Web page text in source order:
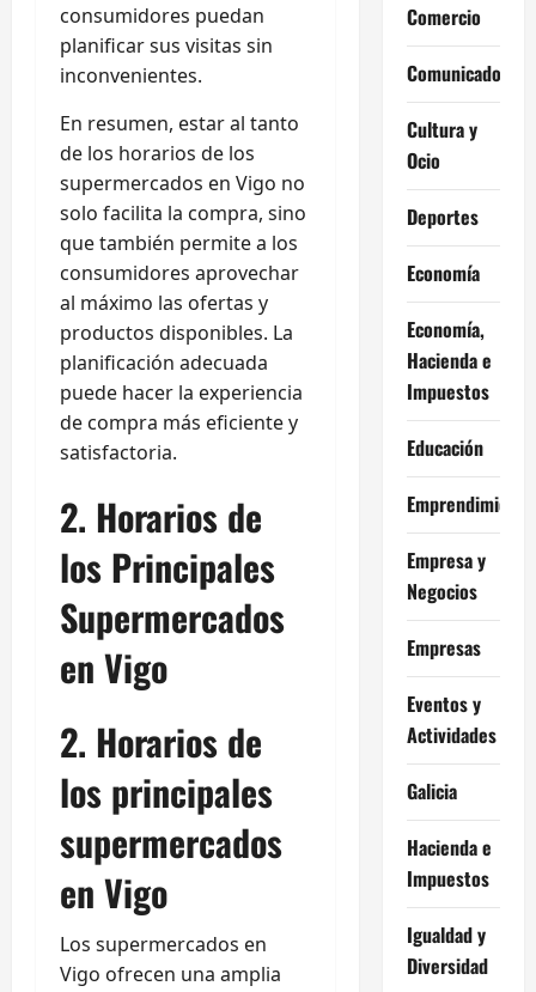
consumidores puedan
planificar sus visitas sin
inconvenientes.
En resumen, estar al tanto
de los horarios de los
supermercados en Vigo no
solo facilita la compra, sino
que también permite a los
consumidores aprovechar
al máximo las ofertas y
productos disponibles. La
planificación adecuada
puede hacer la experiencia
de compra más eficiente y
satisfactoria.
2. Horarios de
los Principales
Supermercados
en Vigo
2. Horarios de
los principales
supermercados
en Vigo
Los supermercados en
Vigo ofrecen una amplia
Comercio
Comunicados
Cultura y
Ocio
Deportes
Economía
Economía,
Hacienda e
Impuestos
Educación
Emprendimiento
Empresa y
Negocios
Empresas
Eventos y
Actividades
Galicia
Hacienda e
Impuestos
Igualdad y
Diversidad